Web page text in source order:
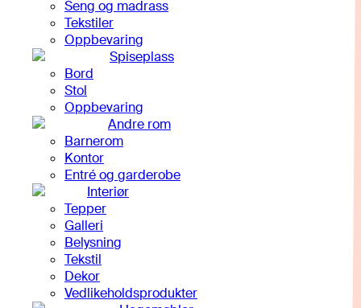
Seng og madrass
Tekstiler
Oppbevaring
Spiseplass
Bord
Stol
Oppbevaring
Andre rom
Barnerom
Kontor
Entré og garderobe
Interiør
Tepper
Galleri
Belysning
Tekstil
Dekor
Vedlikeholdsprodukter